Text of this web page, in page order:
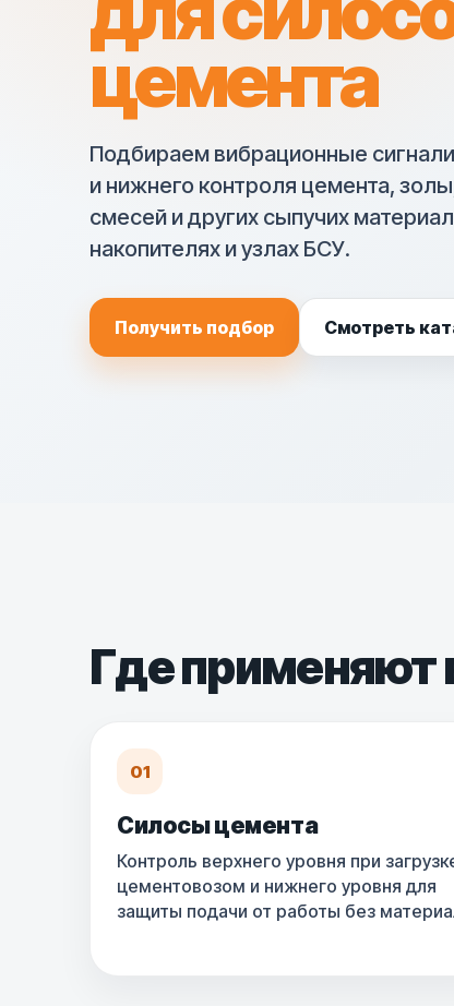
цемента
Подбираем вибрационные
и нижнего контроля цемента,
смесей и других сыпучих
накопителях и узлах БСУ.
Получить подбор Смотреть
Где применяют
01
Силосы цемента
Контроль верхнего уровня при
цементовозом и нижнего уровня для
защиты подачи от работы без